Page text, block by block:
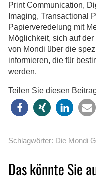
Print Communication,
Imaging, Transactional
Papierveredelung mit
Möglichkeit, sich auf
von Mondi über die
informieren, die für
werden.
Teilen Sie diesen
Schlagwörter: Die Mondi
Das könnte Sie